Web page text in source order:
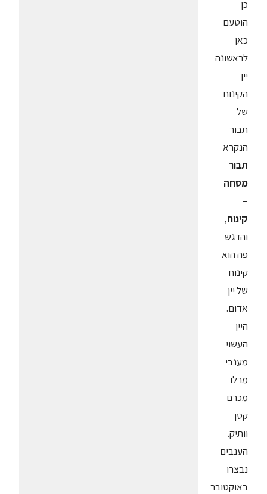
כן
הוטעם
כאן
לראשונה
יין
הקינוח
של
תבור
הנקרא
תבור
מסחה
–
קינוח,
והדגש
פה הוא
קינוח
של יין
אדום.
היין
העשוי
מענבי
מרלו
מכרם
קטן
וותיק.
הענבים
נבצרו
באוקטובר